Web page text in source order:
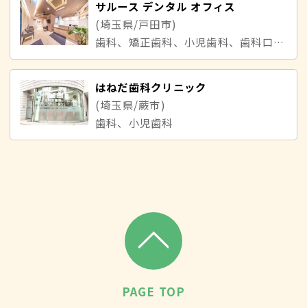
サルース デンタル オフィス
(埼玉県/戸田市)
歯科、矯正歯科、小児歯科、歯科口腔外科
はねだ歯科クリニック
(埼玉県/蕨市)
歯科、小児歯科
PAGE TOP